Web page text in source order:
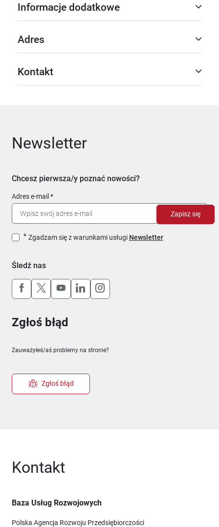
Informacje dodatkowe
Adres
Kontakt
Newsletter
Chcesz pierwsza/y poznać nowości?
Adres e-mail
Zgadzam się z warunkami usługi Newsletter
Zapisz się
Śledź nas
Uwaga, link otworzy się w nowym oknie
Uwaga, link otworzy się w nowym oknie
Uwaga, link otworzy się w nowym
Uwaga, link otworzy się w
Uwaga, link otworzy się w
Zgłoś błąd
Zauważyłeś/aś problemy na stronie?
Zgłoś błąd
Kontakt
Baza Usług Rozwojowych
Polska Agencja Rozwoju Przedsiębiorczości